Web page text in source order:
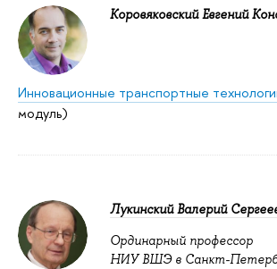
Коровяковский Евгений
Инновационные транспортные
модуль)
Лукинский Валерий
Ординарный профессор
НИУ ВШЭ в Санкт-